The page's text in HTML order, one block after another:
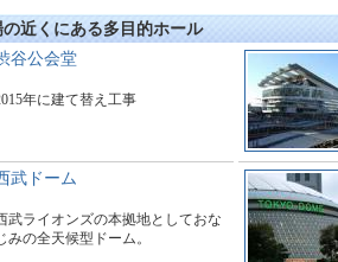
近くにある多目的ホール
谷公会堂
年に建て替え工事
武ドーム
武ライオンズの本拠地としておな
みの全天候型ドーム。